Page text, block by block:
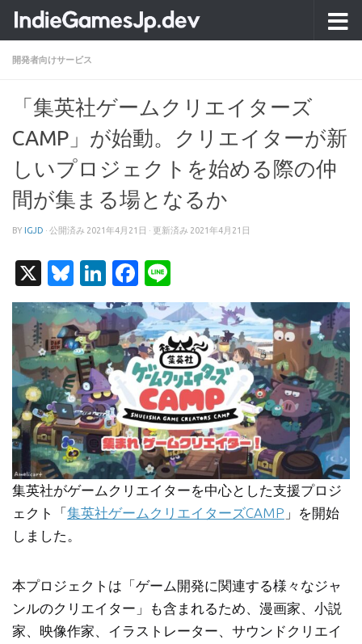
コンテンツへスキップ
開発者向けサービス
「集英社ゲームクリエイターズ
CAMP」が始動。クリエイターが新
しいプロジェクトを始める際の仲
間が集まる場となるか
BY IGJD · 公開済み 2021年4月21日 · 更新済み 2021年4月21日
X Bluesky
LinkedIn
Facebook
集英社がゲームクリエイターを中心とした支援プロジ
ェクト「集英社ゲームクリエイターズCAMP 」を開始
しました。
本プロジェクトは「ゲーム開発に関連する様々なジャ
ンルのクリエイター」も含まれるため、漫画家、小説
家、映像作家、イラストレーター、サウンドクリエイ